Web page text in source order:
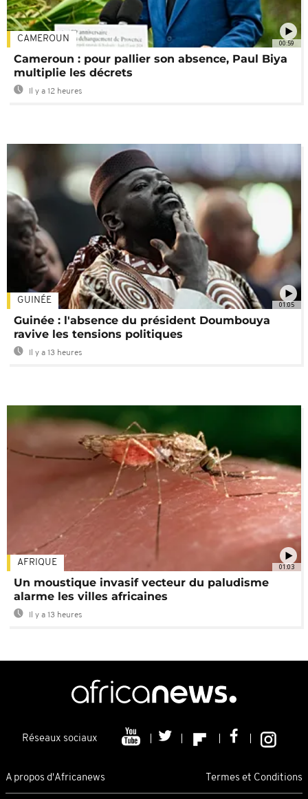
00:59
CAMEROUN
Cameroun : pour pallier son absence, Paul Biya
multiplie les décrets
Il y a 12 heures
01:05
GUINÉE
Guinée : l'absence du président Doumbouya
ravive les tensions politiques
Il y a 13 heures
01:03
AFRIQUE
Un moustique invasif vecteur du paludisme
alarme les villes africaines
Il y a 13 heures
Réseaux sociaux
A propos d'Africanews Termes et Conditions